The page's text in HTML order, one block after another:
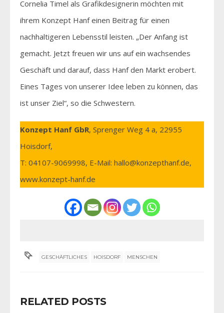
Cornelia Timel als Grafikdesignerin möchten mit
ihrem Konzept Hanf einen Beitrag für einen
nachhaltigeren Lebensstil leisten. „Der Anfang ist
gemacht. Jetzt freuen wir uns auf ein wachsendes
Geschäft und darauf, dass Hanf den Markt erobert.
Eines Tages von unserer Idee leben zu können, das
ist unser Ziel“, so die Schwestern.
Konzept Hanf GbR, Sprenger Weg 4 a, 22955
Hoisdorf,
T: 04107-9069998, E-Mail: hallo@konzepthanf.de,
www.konzept-hanf.de
GESCHÄFTLICHES HOISDORF MENSCHEN
RELATED POSTS